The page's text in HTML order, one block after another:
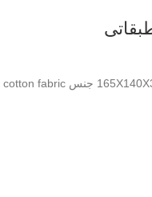
پکینگ طبقاتی پیستون chevron seal سایز 165X140X30 جنس cotton fabric